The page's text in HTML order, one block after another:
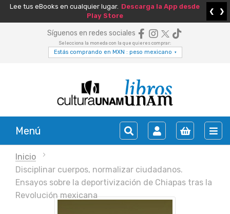
Lee tus eBooks en cualquier lugar. Descarga la App desde
Play Store
❮ ❯
Síguenos en redes sociales
Selecciona la moneda con la que quieres comprar:
Estás comprando en MXN : peso mexicano ▾
Menú
Inicio
Disciplinar cuerpos, normalizar ciudadanos.
Ensayos sobre la deportivización de Chiapas tras la
Revolución mexicana